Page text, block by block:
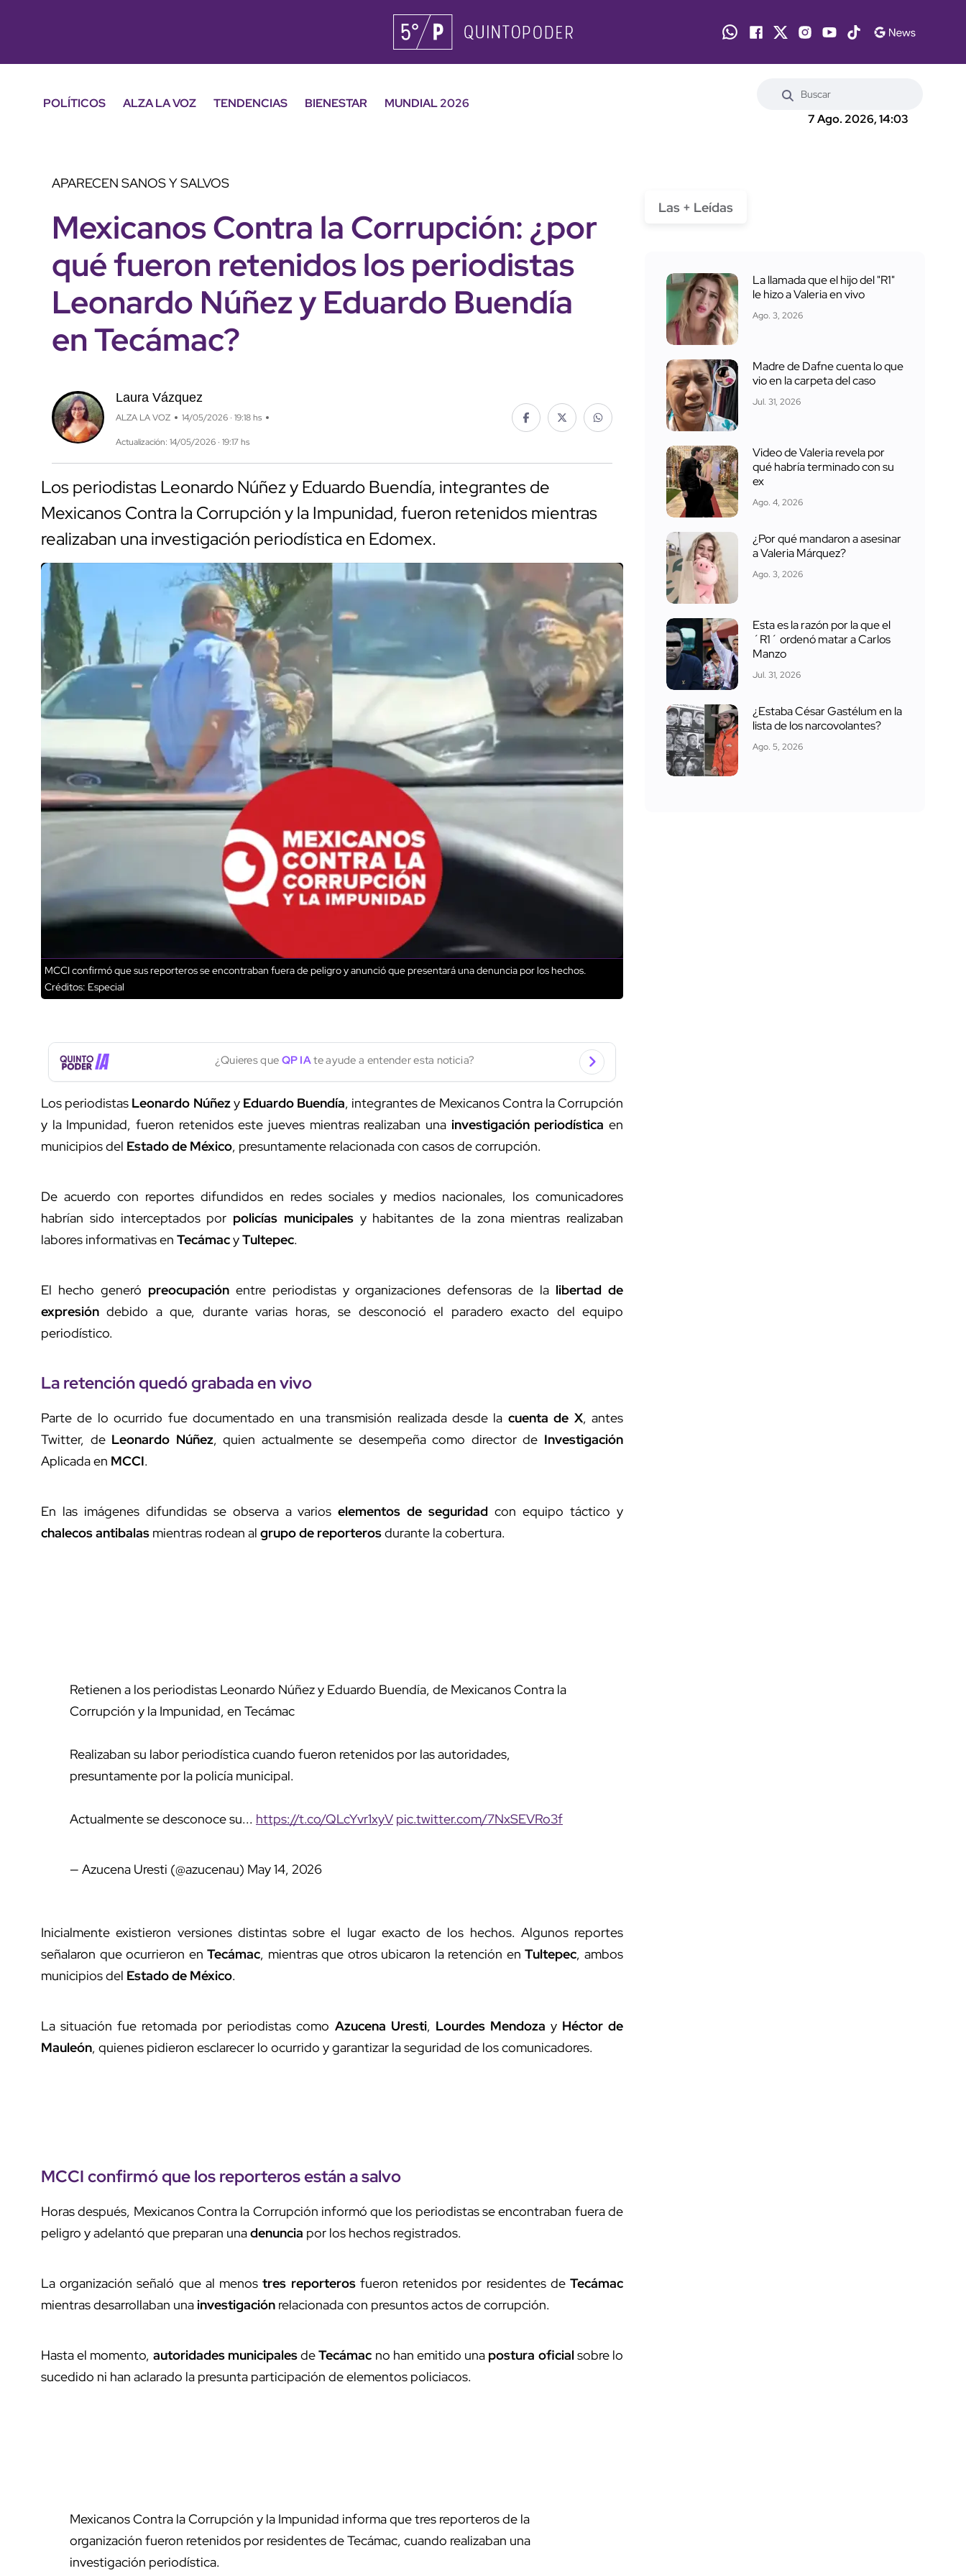
POLÍTICOS ALZA LA VOZ TENDENCIAS BIENESTAR
MUNDIAL 2026
7 Ago. 2026, 14:03
APARECEN SANOS Y SALVOS
Mexicanos Contra la Corrupción: ¿por
qué fueron retenidos los periodistas
Leonardo Núñez y Eduardo Buendía
en Tecámac?
Laura Vázquez
ALZA LA VOZ 14/05/2026 · 19:18 hs
Actualización: 14/05/2026 · 19:17 hs
Los periodistas Leonardo Núñez y Eduardo Buendía, integrantes de
Mexicanos Contra la Corrupción y la Impunidad, fueron retenidos mientras
realizaban una investigación periodística en Edomex.
MCCI confirmó que sus reporteros se encontraban fuera de peligro y anunció que presentará una denuncia por los hechos.
Créditos: Especial
¿Quieres que QP IAte ayude a entender esta noticia?
Los periodistas Leonardo Núñezy Eduardo Buendía, integrantes de Mexicanos Contra la Corrupción
y la Impunidad, fueron retenidos este jueves mientras realizaban una investigación periodística en
municipios del Estado de México, presuntamente relacionada con casos de corrupción.
De acuerdo con reportes difundidos en redes sociales y medios nacionales, los comunicadores
habrían sido interceptados por policías municipalesy habitantes de la zona mientras realizaban
labores informativas en TecámacyTultepec.
El hecho generó preocupaciónentre periodistas y organizaciones defensoras de la libertad de
expresión debido a que, durante varias horas, se desconoció el paradero exacto del equipo
periodístico.
La retención quedó grabada en vivo
Parte de lo ocurrido fue documentado en una transmisión realizada desde la cuenta de X, antes
Twitter, de Leonardo Núñez, quien actualmente se desempeña como director de Investigación
Aplicada en MCCI.
En las imágenes difundidas se observa a varioselementos de seguridad con equipo táctico y
chalecos antibalas mientras rodean al grupo de reporterosdurante la cobertura.
Retienen a los periodistas Leonardo Núñez y Eduardo Buendía, de Mexicanos Contra la
Corrupción y la Impunidad, en Tecámac
Realizaban su labor periodística cuando fueron retenidos por las autoridades,
presuntamente por la policía municipal.
Actualmente se desconoce su... https://t.co/QLcYvr1xyV pic.twitter.com/7NxSEVRo3f
— Azucena Uresti (@azucenau) May 14, 2026
Inicialmente existieron versiones distintas sobre el lugar exacto de los hechos. Algunos reportes
señalaron que ocurrieron enTecámac, mientras que otros ubicaron la retención enTultepec, ambos
municipios del Estado de México.
La situación fue retomada por periodistas como Azucena Uresti, Lourdes Mendoza y Héctor de
Mauleón, quienes pidieron esclarecer lo ocurrido y garantizar la seguridad de los comunicadores.
MCCIconfirmó que los reporteros están a salvo
Horas después, Mexicanos Contra la Corrupción informó que los periodistas se encontraban fuera de
peligro y adelantó que preparan unadenuncia por los hechos registrados.
La organización señaló que al menostres reporterosfueron retenidos por residentes deTecámac
mientras desarrollaban unainvestigación relacionada con presuntos actos de corrupción.
Hasta el momento, autoridades municipalesdeTecámac no han emitido una postura oficialsobre lo
sucedido ni han aclarado la presunta participación de elementos policiacos.
Mexicanos Contra la Corrupción y la Impunidad informa que tres reporteros de la
organización fueron retenidos por residentes de Tecámac, cuando realizaban una
investigación periodística.
Las + Leídas
La llamada que el hijo del "R1"
le hizo a Valeria en vivo
Ago. 3, 2026
Madre de Dafne cuenta lo que
vio en la carpeta del caso
Jul. 31, 2026
Video de Valeria revela por
qué habría terminado con su
ex
Ago. 4, 2026
¿Por qué mandaron a asesinar
a Valeria Márquez?
Ago. 3, 2026
Esta es la razón por la que el
´R1´ ordenó matar a Carlos
Manzo
Jul. 31, 2026
¿Estaba César Gastélum en la
lista de los narcovolantes?
Ago. 5, 2026